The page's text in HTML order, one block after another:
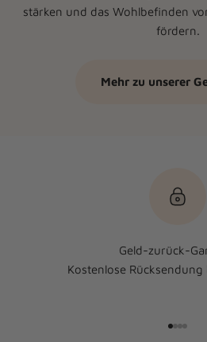
stärken und das Wohlbefinden
fördern.
Mehr zu unserer
Geld-zurück-
Kostenlose